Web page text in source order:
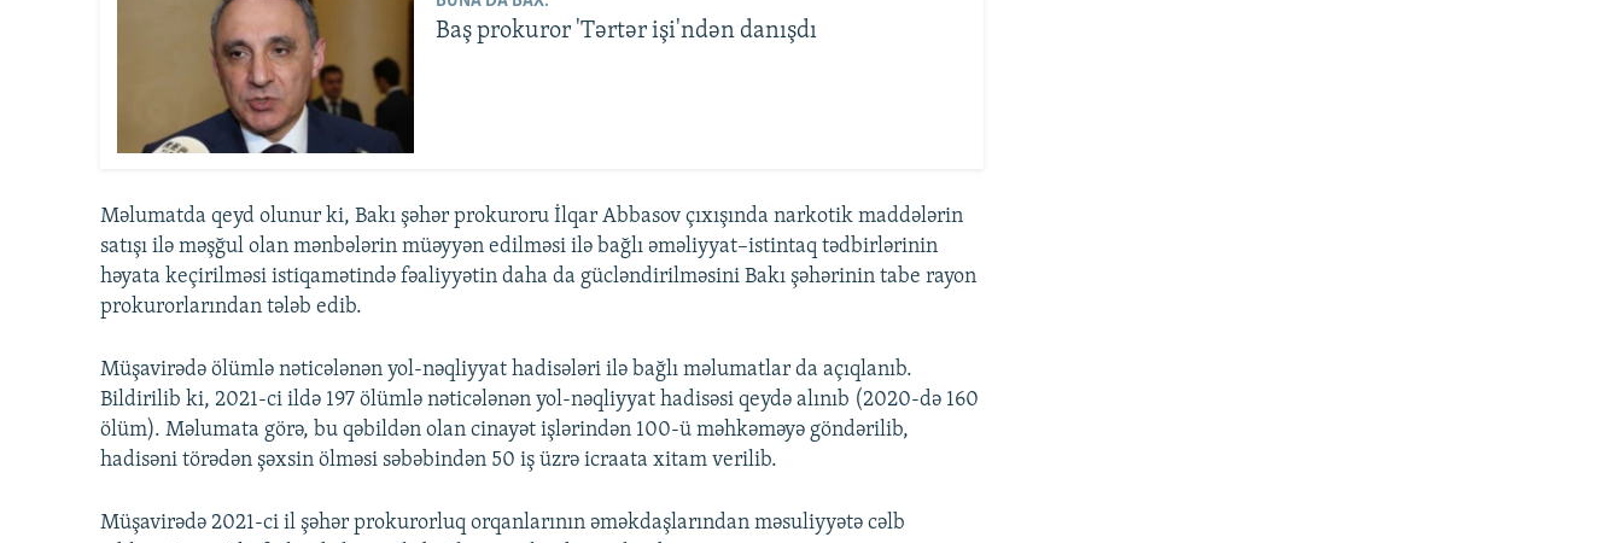
Baş prokuror 'Tərtər işi'ndən danışdı
Məlumatda qeyd olunur ki, Bakı şəhər prokuroru İlqar Abbasov çıxışında narkotik maddələrin
satışı ilə məşğul olan mənbələrin müəyyən edilməsi ilə bağlı əməliyyat–istintaq tədbirlərinin
həyata keçirilməsi istiqamətində fəaliyyətin daha da gücləndirilməsini Bakı şəhərinin tabe rayon
prokurorlarından tələb edib.
Müşavirədə ölümlə nəticələnən yol-nəqliyyat hadisələri ilə bağlı məlumatlar da açıqlanıb.
Bildirilib ki, 2021-ci ildə 197 ölümlə nəticələnən yol-nəqliyyat hadisəsi qeydə alınıb (2020-də 160
ölüm). Məlumata görə, bu qəbildən olan cinayət işlərindən 100-ü məhkəməyə göndərilib,
hadisəni törədən şəxsin ölməsi səbəbindən 50 iş üzrə icraata xitam verilib.
Müşavirədə 2021-ci il şəhər prokurorluq orqanlarının əməkdaşlarından məsuliyyətə cəlb